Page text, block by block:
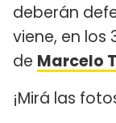
deberán
viene, en los
de Marcelo
¡Mirá las